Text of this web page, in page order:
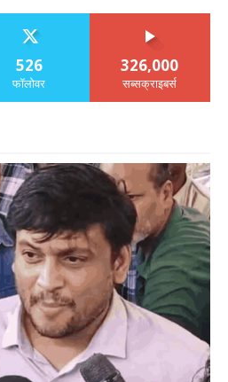
526
फॉलोवर
326,000
सब्सक्राइबर्स